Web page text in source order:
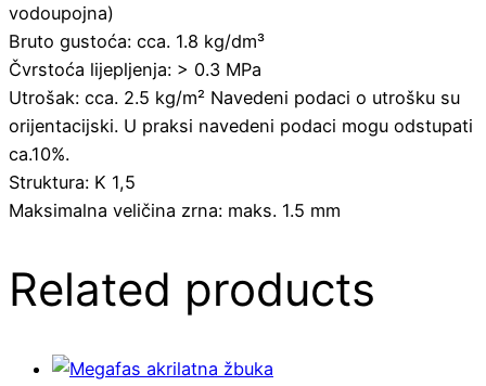
vodoupojna)
Bruto gustoća: cca. 1.8 kg/dm³
Čvrstoća lijepljenja: > 0.3 MPa
Utrošak: cca. 2.5 kg/m² Navedeni podaci o utrošku su
orijentacijski. U praksi navedeni podaci mogu odstupati
ca.10%.
Struktura: K 1,5
Maksimalna veličina zrna: maks. 1.5 mm
Related products